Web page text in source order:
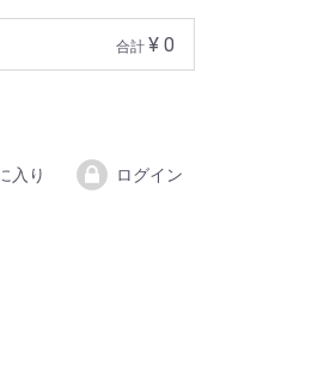
合計 ¥ 0
入り ログイン